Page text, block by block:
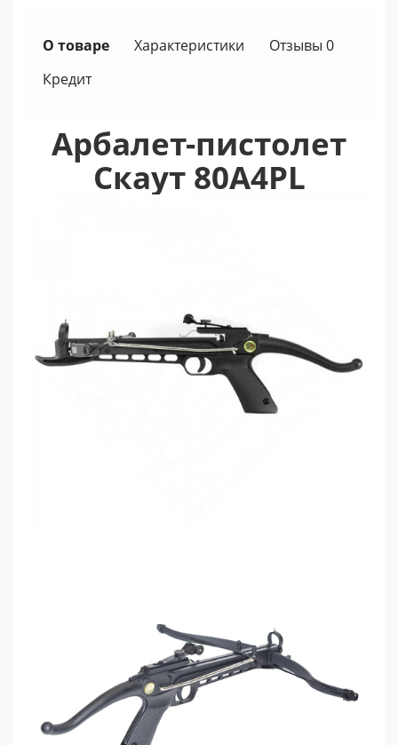
О товаре Характеристики
Отзывы 0
Кредит
Арбалет-пистолет
Скаут 80A4PL